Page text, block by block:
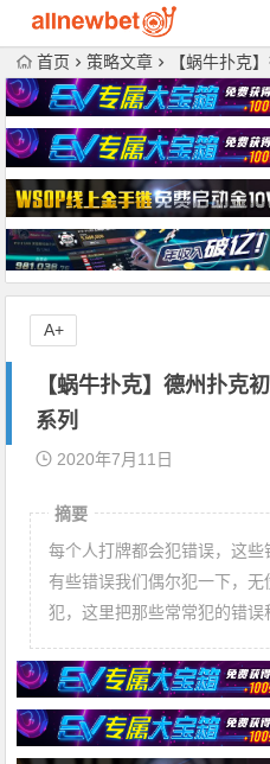
首页 策略文章 【蜗牛扑克】
【蜗牛扑克】德州扑克
系列
2020年7月11日
摘要
每个人打牌都会犯错误，这些
有些错误我们偶尔犯一下，
犯，这里把那些常常犯的错误
A+